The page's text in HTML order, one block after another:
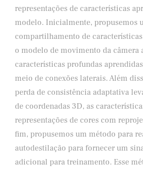
representações de características
modelo. Inicialmente, propusemos
compartilhamento de
o modelo de movimento da câmera
características profundas
meio de conexões laterais. Além
perda de consistência adaptativa
de coordenadas 3D, as
representações de cores com
fim, propusemos um método para
autodestilação para fornecer um
adicional para treinamento. Esse